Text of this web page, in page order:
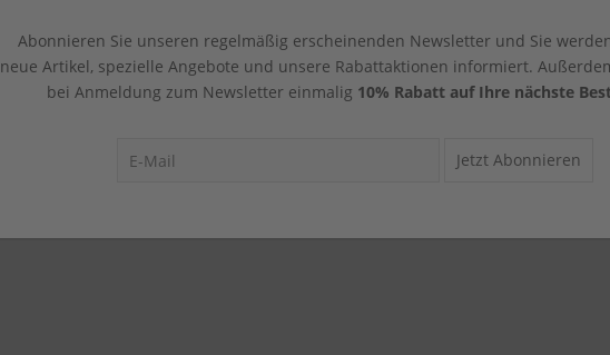
Abonnieren Sie unseren regelmäßig erscheinenden Newsletter und Sie
neue Artikel, spezielle Angebote und unsere Rabattaktionen informiert.
bei Anmeldung zum Newsletter einmalig 10% Rabatt auf Ihre nächste
Jetzt Abonnieren